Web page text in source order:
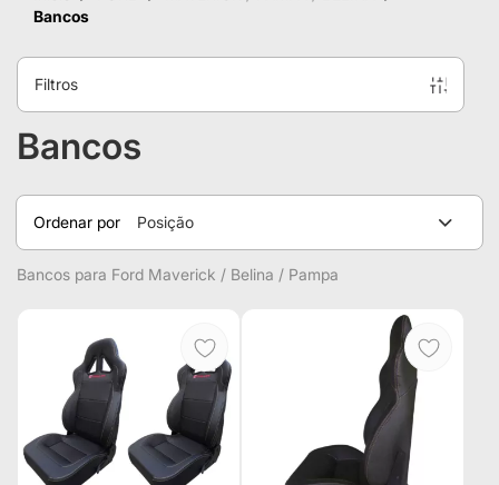
Bancos
Ordenar por Posição
Bancos para Ford Maverick / Belina / Pampa
Bancos
Filtros